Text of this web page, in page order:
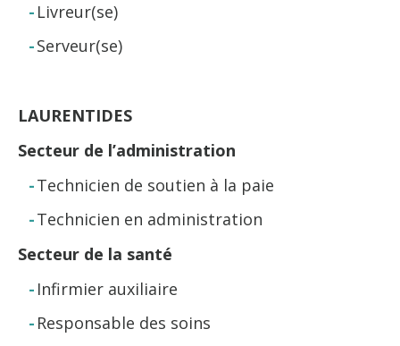
Livreur(se)
Serveur(se)
LAURENTIDES
Secteur de l’administration
Technicien de soutien à la paie
Technicien en administration
Secteur de la santé
Infirmier auxiliaire
Responsable des soins